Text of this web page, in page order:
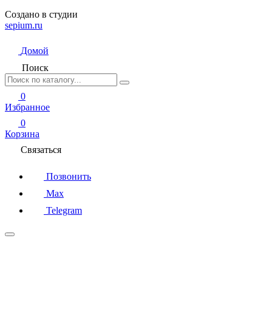
Создано в студии
sepium.ru
Домой
Поиск
0
Избранное
0
Корзина
Связаться
Позвонить
Max
Telegram